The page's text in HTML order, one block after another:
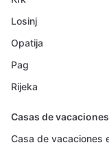
Losinj
Opatija
Pag
Rijeka
Casas de
Casa de vacaciones